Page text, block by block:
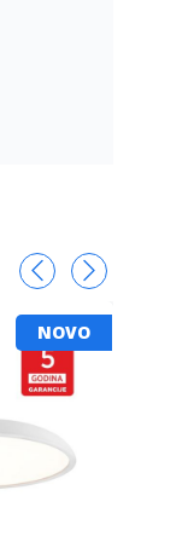
NOVO